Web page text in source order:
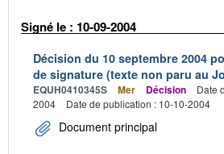
Signé le : 10-09-2004
Décision du 10 septembre 2004
de signature (texte non paru au
EQUH0410345S Mer Décision
Date
2004
Date de publication : 10-10-2004
Document principal